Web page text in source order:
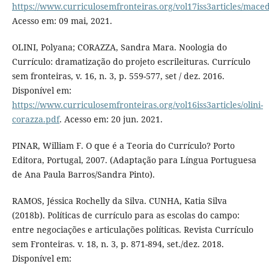
https://www.curriculosemfronteiras.org/vol17iss3articles/
Acesso em: 09 mai, 2021.
OLINI, Polyana; CORAZZA, Sandra Mara. Noologia do
Currículo: dramatização do projeto escrileituras. Currículo
sem fronteiras, v. 16, n. 3, p. 559-577, set / dez. 2016.
Disponível em:
https://www.curriculosemfronteiras.org/vol16iss3articles/olini-
corazza.pdf. Acesso em: 20 jun. 2021.
PINAR, William F. O que é a Teoria do Currículo? Porto
Editora, Portugal, 2007. (Adaptação para Língua Portuguesa
de Ana Paula Barros/Sandra Pinto).
RAMOS, Jéssica Rochelly da Silva. CUNHA, Katia Silva
(2018b). Políticas de currículo para as escolas do campo:
entre negociações e articulações políticas. Revista Currículo
sem Fronteiras. v. 18, n. 3, p. 871-894, set./dez. 2018.
Disponível em: